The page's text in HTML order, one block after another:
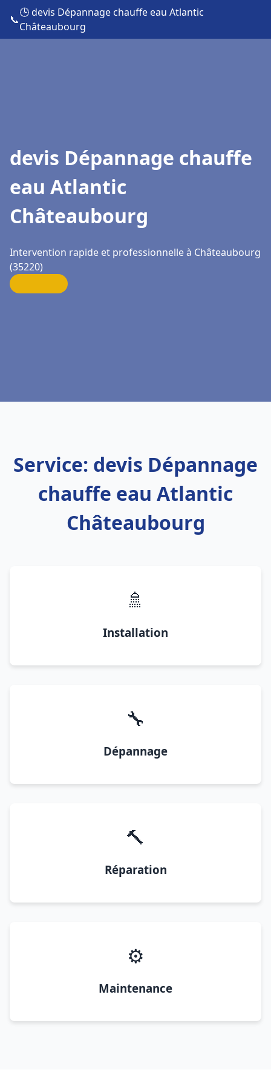
📞
🕒 devis Dépannage chauffe eau Atlantic
Châteaubourg
devis Dépannage chauffe
eau Atlantic
Châteaubourg
Intervention rapide et professionnelle à Châteaubourg
(35220)
Service: devis Dépannage
chauffe eau Atlantic
Châteaubourg
🚿
Installation
🔧
Dépannage
🔨
Réparation
⚙️
Maintenance